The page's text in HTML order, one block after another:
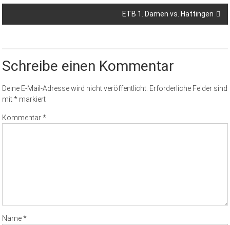
ETB 1. Damen vs. Hattingen
Schreibe einen Kommentar
Deine E-Mail-Adresse wird nicht veröffentlicht. Erforderliche Felder sind
mit* markiert
Kommentar*
Name*